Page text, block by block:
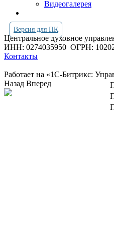
Видеогалерея
Версия для ПК
Центральное духовное
ИНН: 0274035950 ОГРН:
Контакты
Работает на «1С-Битрикс:
Назад Вперед